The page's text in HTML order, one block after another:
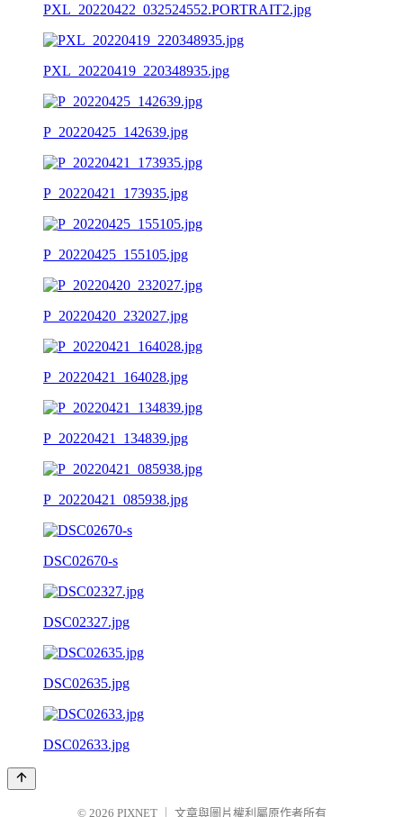
PXL_20220422_032524552.PORTRAIT2.jpg
PXL_20220419_220348935.jpg
P_20220425_142639.jpg
P_20220421_173935.jpg
P_20220425_155105.jpg
P_20220420_232027.jpg
P_20220421_164028.jpg
P_20220421_134839.jpg
P_20220421_085938.jpg
DSC02670-s
DSC02327.jpg
DSC02635.jpg
DSC02633.jpg
© 2026 PIXNET 文章與圖片權利屬原作者所有